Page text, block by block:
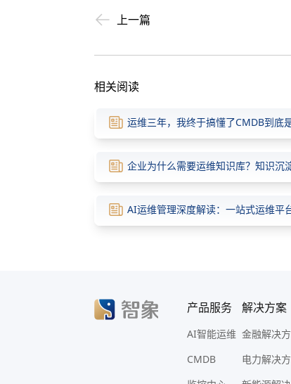
上一篇
相关阅读
运维三年，我终于搞懂了CMDB到底
企业为什么需要运维知识库？知识沉
AI运维管理深度解读：一站式运维平
产品服务
AI智能运维
CMDB
解决方案
金融解决
电力解决